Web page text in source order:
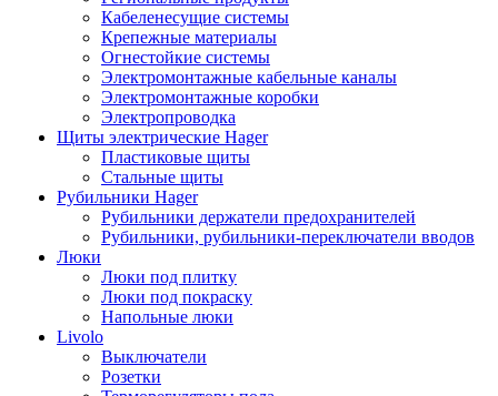
Кабеленесущие системы
Крепежные материалы
Огнестойкие системы
Электромонтажные кабельные каналы
Электромонтажные коробки
Электропроводка
Щиты электрические Hager
Пластиковые щиты
Стальные щиты
Рубильники Hager
Рубильники держатели предохранителей
Рубильники, рубильники-переключатели вводов
Люки
Люки под плитку
Люки под покраску
Напольные люки
Livolo
Выключатели
Розетки